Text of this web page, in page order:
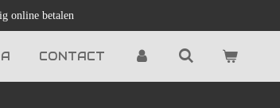
online betalen
CONTACT